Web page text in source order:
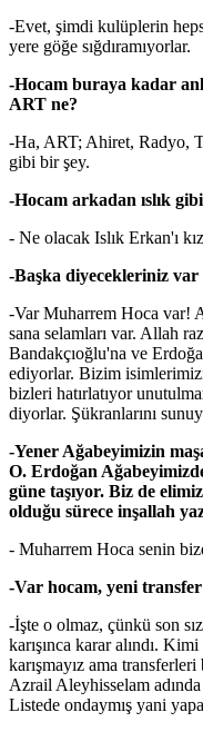
-Evet, şimdi kulüplerin
yere göğe sığdıramıyorlar.
-Hocam buraya kadar
ART ne?
-Ha, ART; Ahiret, Radyo,
gibi bir şey.
-Hocam arkadan ıslık
- Ne olacak Islık Erkan'ı
-Başka diyecekleriniz var
-Var Muharrem Hoca var!
sana selamları var. Allah
Bandakçıoğlu'na ve
ediyorlar. Bizim
bizleri hatırlatıyor
diyorlar. Şükranlarını
-Yener Ağabeyimizin
O. Erdoğan
güne taşıyor. Biz de
olduğu sürece inşallah
- Muharrem Hoca senin
-Var hocam, yeni
-İşte o olmaz, çünkü son
karışınca karar alındı.
karışmayız ama
Azrail Aleyhisselam
Listede ondaymış yani